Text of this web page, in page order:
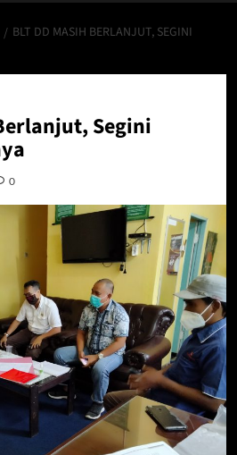
BLT DD MASIH BERLANJUT, SEGINI
Segini
0